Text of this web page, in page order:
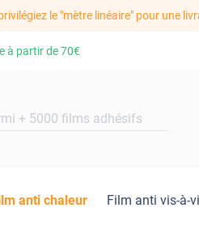
le "mètre linéaire" pour une
à partir de70€
anti chaleur Film anti vis-à-